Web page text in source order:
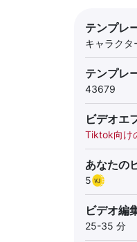
テンプレ
キャラクタ
テンプレ
43679
ビデオエ
Tiktok向け
あなたの
5
ビデオ編
25-35 分